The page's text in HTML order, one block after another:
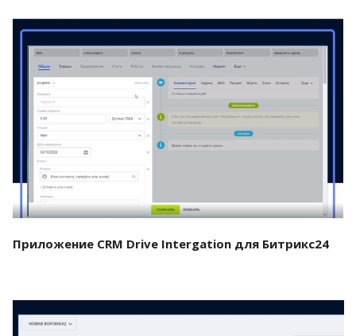
Смотреть проект
Приложение CRM Drive Intergation для Битрикс24